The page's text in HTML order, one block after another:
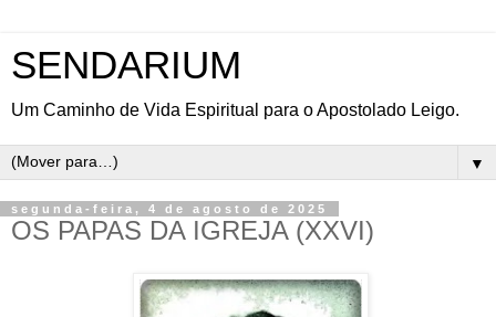
SENDARIUM
Um Caminho de Vida Espiritual para o Apostolado Leigo.
▼
segunda-feira, 4 de agosto de 2025
OS PAPAS DA IGREJA (XXVI)